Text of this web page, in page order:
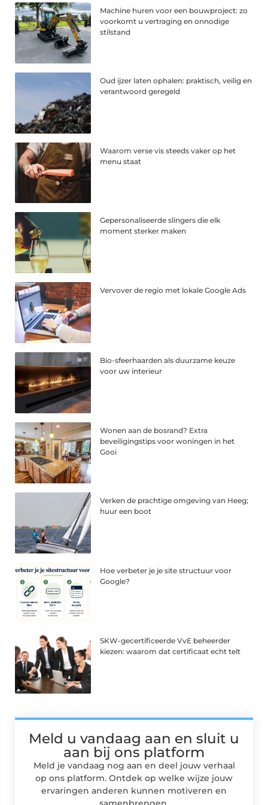
Machine huren voor een bouwproject: zo
voorkomt u vertraging en onnodige
stilstand
Oud ijzer laten ophalen: praktisch, veilig en
verantwoord geregeld
Waarom verse vis steeds vaker op het
menu staat
Gepersonaliseerde slingers die elk
moment sterker maken
Vervover de regio met lokale Google Ads
Bio-sfeerhaarden als duurzame keuze
voor uw interieur
Wonen aan de bosrand? Extra
beveiligingstips voor woningen in het
Gooi
Verken de prachtige omgeving van Heeg;
huur een boot
Hoe verbeter je je site structuur voor
Google?
SKW-gecertificeerde VvE beheerder
kiezen: waarom dat certificaat echt telt
Meld u vandaag aan en sluit u
aan bij ons platform
Meld je vandaag nog aan en deel jouw verhaal
op ons platform. Ontdek op welke wijze jouw
ervaringen anderen kunnen motiveren en